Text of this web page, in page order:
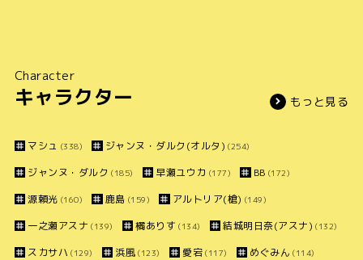
Character
キャラクター もっと見る
マシュ (338) ジャンヌ・ダルク(オルタ) (254)
ジャンヌ・ダルク (185) 早瀬ユウカ (177) BB (172)
源頼光 (160) 鹿島 (159) アルトリア(槍) (149)
一之瀬アスナ (139) 橘ありす (134) 結城明日奈(アスナ) (132)
スカサハ (129) 浜風 (123) 愛宕 (117) めぐみん (114)